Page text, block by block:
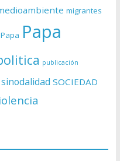
migrantes
Papa Papa
publicación
sinodalidad SOCIEDAD